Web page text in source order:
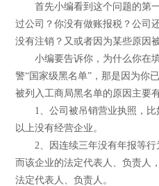
首先小编看到这个问题的第一
过公司？你没有做账报税？公司
没有注销？又或者因为某些原因
小编要告诉你，为什么你在填
警“国家级黑名单”，那是因为你
被列入工商局黑名单的原因主要
1、公司被吊销营业执照，比
以上没有经营企业。
2、因连续三年没有年报等行
而该企业的法定代表人、负责人
法定代表人、负责人。